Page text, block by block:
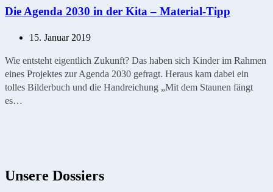
Die Agenda 2030 in der Kita – Material-Tipp
15. Januar 2019
Wie entsteht eigentlich Zukunft? Das haben sich Kinder im Rahmen
eines Projektes zur Agenda 2030 gefragt. Heraus kam dabei ein
tolles Bilderbuch und die Handreichung „Mit dem Staunen fängt
es…
Unsere Dossiers